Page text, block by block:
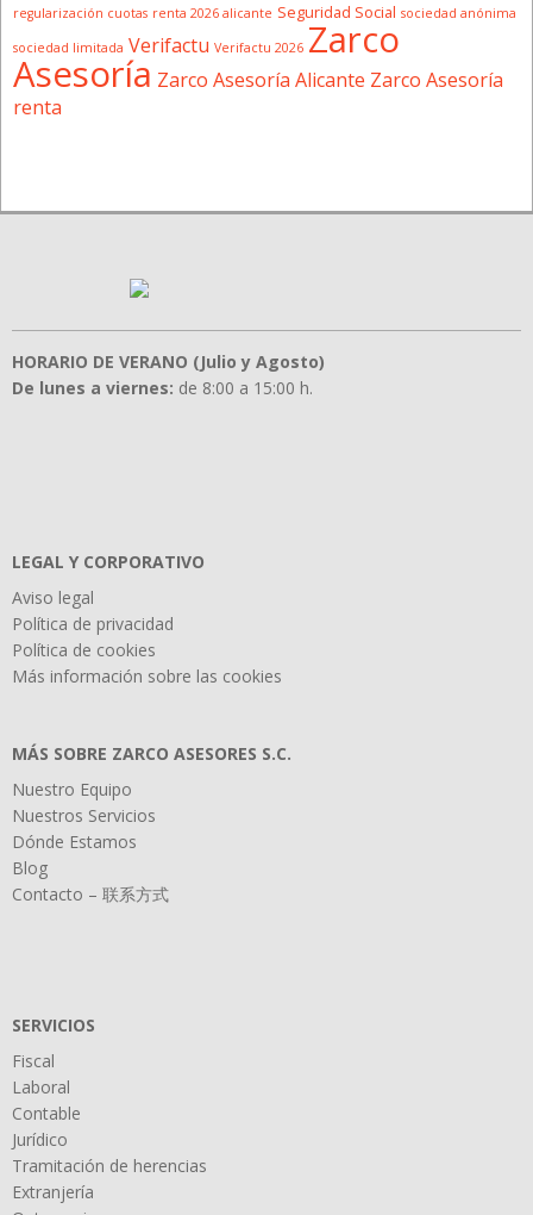
regularización cuotas renta 2026 alicante Seguridad Social sociedad anónima
sociedad limitada Verifactu Verifactu 2026 Zarco
Asesoría Zarco Asesoría Alicante Zarco Asesoría
renta
HORARIO DE VERANO (Julio y Agosto)
De lunes a viernes: de 8:00 a 15:00 h.
LEGAL Y CORPORATIVO
Aviso legal
Política de privacidad
Política de cookies
Más información sobre las cookies
MÁS SOBRE ZARCO ASESORES S.C.
Nuestro Equipo
Nuestros Servicios
Dónde Estamos
Blog
Contacto – 联系方式
SERVICIOS
Fiscal
Laboral
Contable
Jurídico
Tramitación de herencias
Extranjería